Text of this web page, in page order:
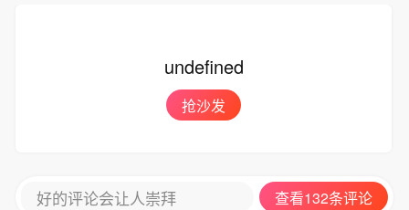
undefined
抢沙发
好的评论会让人崇拜 查看132条评论